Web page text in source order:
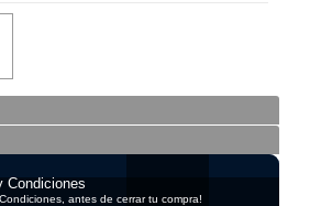
Condiciones
antes de cerrar tu compra!